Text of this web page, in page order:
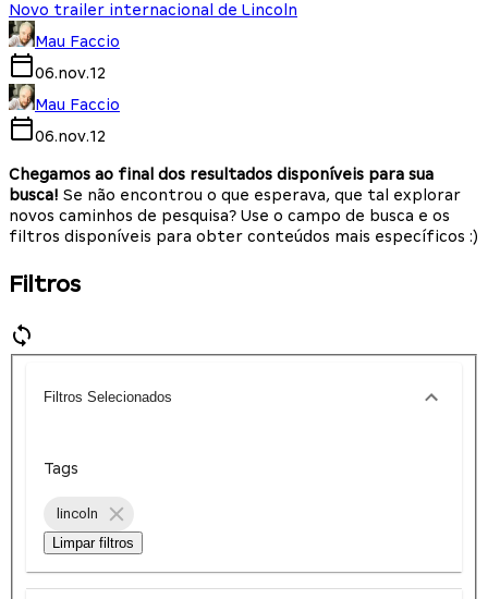
Novo trailer internacional de Lincoln
Mau Faccio
06.nov.12
Mau Faccio
06.nov.12
Chegamos ao final dos resultados disponíveis para sua
busca! Se não encontrou o que esperava, que tal explorar
novos caminhos de pesquisa? Use o campo de busca e os
filtros disponíveis para obter conteúdos mais específicos :)
Filtros
Filtros Selecionados
Tags
lincoln
Limpar filtros